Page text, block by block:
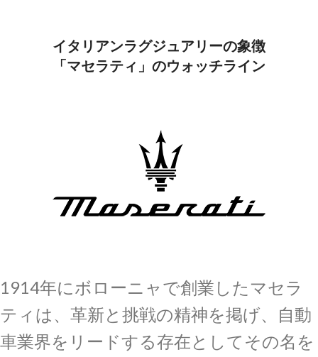
イタリアンラグジュアリーの象徴
「マセラティ」のウォッチライン
1914年にボローニャで創業したマセラ
ティは、革新と挑戦の精神を掲げ、自動
車業界をリードする存在としてその名を